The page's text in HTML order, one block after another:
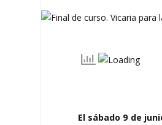
El sábado 9 de